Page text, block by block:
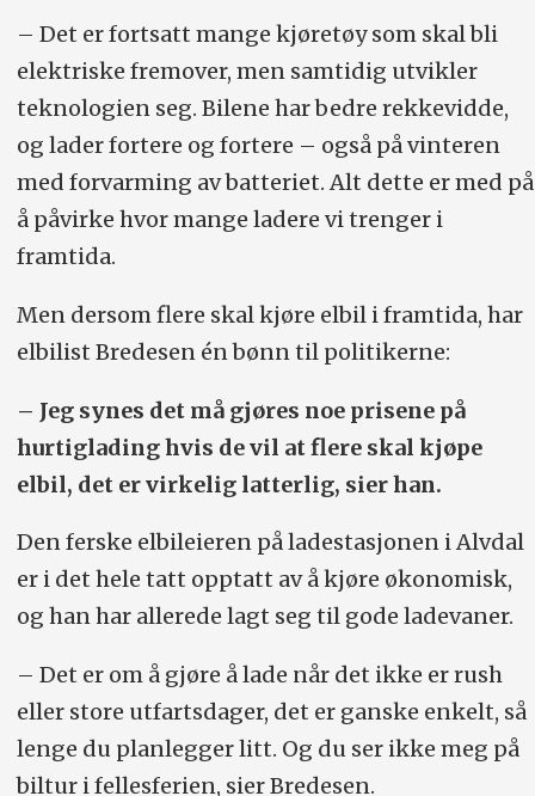
– Det er fortsatt mange kjøretøy som skal bli
elektriske fremover, men samtidig utvikler
teknologien seg. Bilene har bedre rekkevidde,
og lader fortere og fortere – også på vinteren
med forvarming av batteriet. Alt dette er med på
å påvirke hvor mange ladere vi trenger i
framtida.
Men dersom flere skal kjøre elbil i framtida, har
elbilist Bredesen én bønn til politikerne:
– Jeg synes det må gjøres noe prisene på
hurtiglading hvis de vil at flere skal kjøpe
elbil, det er virkelig latterlig, sier han.
Den ferske elbileieren på ladestasjonen i Alvdal
er i det hele tatt opptatt av å kjøre økonomisk,
og han har allerede lagt seg til gode ladevaner.
– Det er om å gjøre å lade når det ikke er rush
eller store utfartsdager, det er ganske enkelt, så
lenge du planlegger litt. Og du ser ikke meg på
biltur i fellesferien, sier Bredesen.